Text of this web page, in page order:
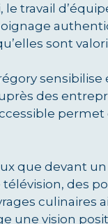
travail
sont
des
que devant
des
culinaires
une vision